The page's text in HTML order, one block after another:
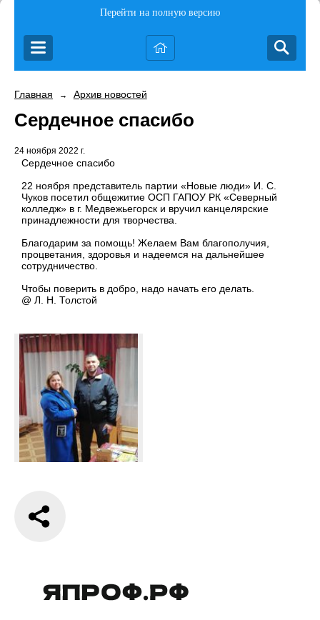
Перейти на полную версию
Главная → Архив новостей
Сердечное спасибо
24 ноября 2022 г.
Сердечное спасибо
22 ноября представитель партии «Новые люди» И. С.
Чуков посетил общежитие ОСП ГАПОУ РК «Северный
колледж» в г. Медвежьегорск и вручил канцелярские
принадлежности для творчества.
Благодарим за помощь! Желаем Вам благополучия,
процветания, здоровья и надеемся на дальнейшее
сотрудничество.
Чтобы поверить в добро, надо начать его делать.
@ Л. Н. Толстой